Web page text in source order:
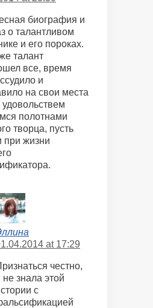
биография и
о талантливом
и его пороках.
талант
все, время
и
на свои места
полотнами
творца, пусть
при жизни
at 17:29
честно,
не знала этой
с